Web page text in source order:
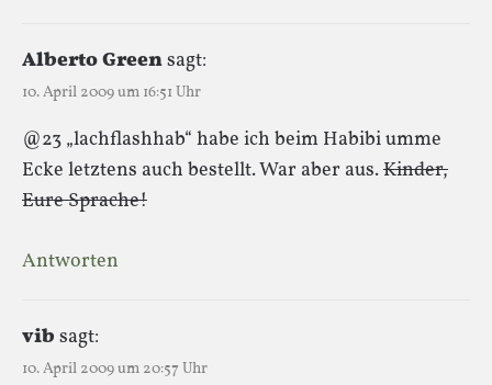
Alberto Greensagt:
10. April 2009 um 16:51 Uhr
@23 „lachflashhab“ habe ich beim Habibi umme
Ecke letztens auch bestellt. War aber aus.Kinder,
Eure Sprache!
Antworten
vib sagt:
10. April 2009 um 20:57 Uhr